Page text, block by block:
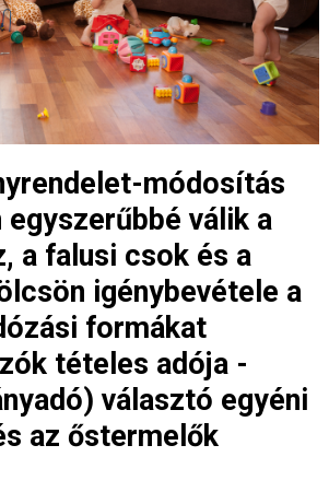
módosítás
válik a
a falusi csok és a
igénybevétele a
formákat
tételes adója -
választó egyéni
az őstermelők